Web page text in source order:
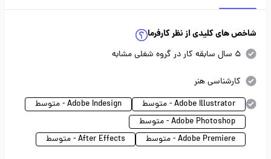
شاخص های کلیدی از نظر کارفرما
5 سال سابقه کار در گروه شغلی مشابه
کارشناسی هنر
Adobe Illustrator - متوسط
Adobe Indesign - متوسط
Adobe Photoshop - متوسط
Adobe Premiere - متوسط
After Effects - متوسط